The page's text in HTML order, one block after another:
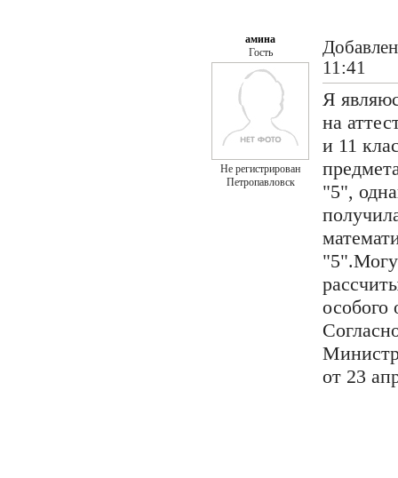
амина
Гость
Не регистрирован
Петропавловск
11:41
Я
на
и 11
"5",
особого
от 23